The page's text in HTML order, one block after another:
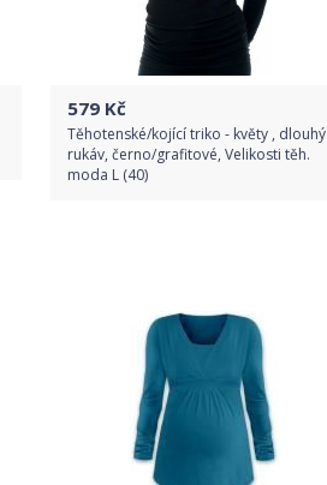
579 Kč
Těhotenské/kojící triko - květy , dlouhý
rukáv, černo/grafitové, Velikosti těh.
moda L (40)